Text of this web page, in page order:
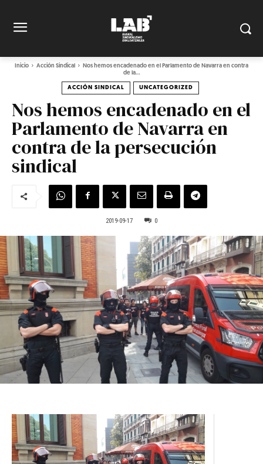
Inicio Acción Sindical
Nos hemos encadenado en el Parlamento de Navarra en contra
de la...
ACCIÓN SINDICAL UNCATEGORIZED
Nos hemos encadenado en el
Parlamento de Navarra en
contra de la persecución
sindical
2019-09-17 0